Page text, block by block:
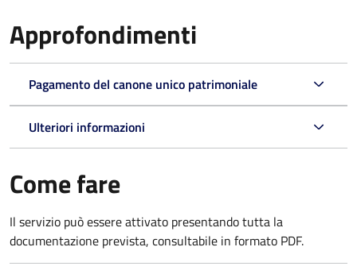
Approfondimenti
Pagamento del canone unico patrimoniale
Ulteriori informazioni
Come fare
Il servizio può essere attivato presentando tutta la
documentazione prevista, consultabile in formato PDF.